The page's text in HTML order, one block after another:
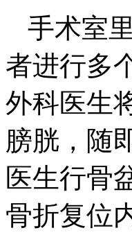
手术室
者进行多
外科医生
膀胱，随
医生行骨
骨折复位